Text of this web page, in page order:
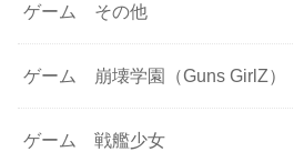
ゲーム その他
ゲーム 崩壊学園（Guns GirlZ）
ゲーム 戦艦少女